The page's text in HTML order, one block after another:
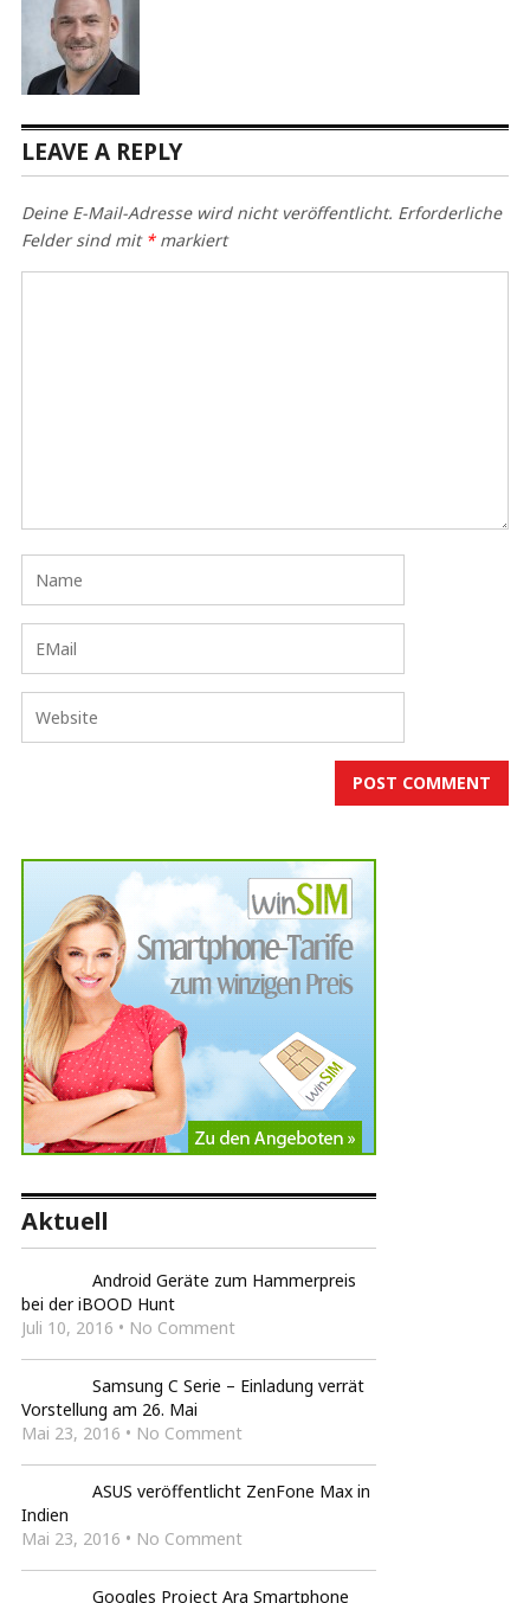
LEAVE A REPLY
Deine E-Mail-Adresse wird nicht veröffentlicht. Erforderliche
Felder sind mit *markiert
Aktuell
Android Geräte zum Hammerpreis
bei der iBOOD Hunt
Juli 10, 2016 • No Comment
Samsung C Serie – Einladung verrät
Vorstellung am 26. Mai
Mai 23, 2016 • No Comment
ASUS veröffentlicht ZenFone Max in
Indien
Mai 23, 2016 • No Comment
Googles Project Ara Smartphone